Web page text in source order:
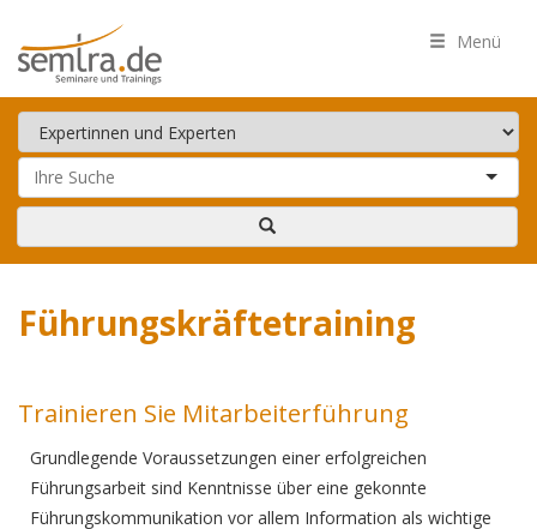
Menü
Führungskräftetraining
Trainieren Sie Mitarbeiterführung
Grundlegende Voraussetzungen einer erfolgreichen
Führungsarbeit sind Kenntnisse über eine gekonnte
Führungskommunikation vor allem Information als wichtige